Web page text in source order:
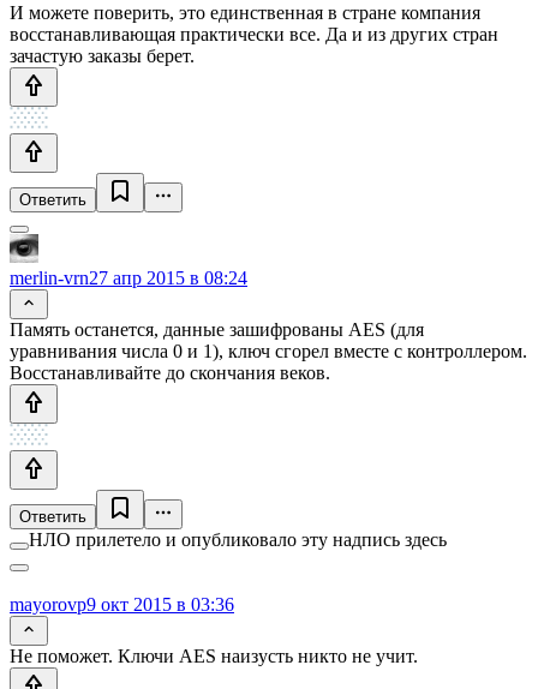
И можете поверить, это единственная в стране компания
восстанавливающая практически все. Да и из других стран
зачастую заказы берет.
Ответить
merlin-vrn27 апр 2015 в 08:24
Память останется, данные зашифрованы AES (для
уравнивания числа 0 и 1), ключ сгорел вместе с контроллером.
Восстанавливайте до скончания веков.
Ответить
НЛО прилетело и опубликовало эту надпись здесь
mayorovp9 окт 2015 в 03:36
Не поможет. Ключи AES наизусть никто не учит.